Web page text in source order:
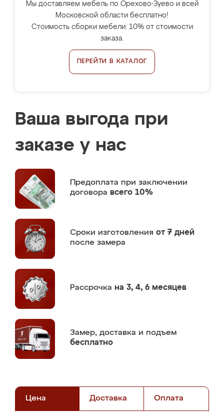
Мы доставляем мебель по Орехово-Зуево и всей
Московской области бесплатно!
Стоимость сборки мебели: 10% от стоимости
заказа.
ПЕРЕЙТИ В КАТАЛОГ
Ваша выгода при
заказе у нас
Предоплата при заключении
договора всего 10%
Сроки изготовления от 7 дней
после замера
Рассрочка на 3, 4, 6 месяцев
Замер, доставка и подъем
бесплатно
Цена Доставка Оплата